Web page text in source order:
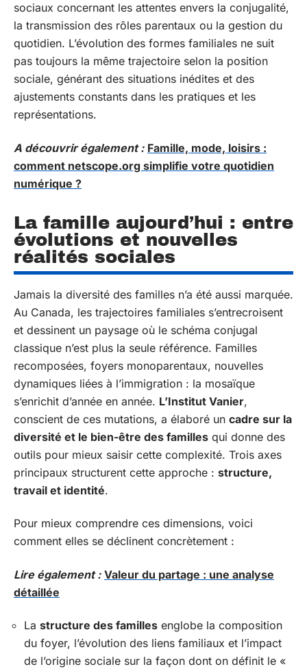
sociaux concernant les attentes envers la conjugalité,
la transmission des rôles parentaux ou la gestion du
quotidien. L’évolution des formes familiales ne suit
pas toujours la même trajectoire selon la position
sociale, générant des situations inédites et des
ajustements constants dans les pratiques et les
représentations.
A découvrir également : Famille, mode, loisirs :
comment netscope.org simplifie votre quotidien
numérique ?
La famille aujourd’hui : entre
évolutions et nouvelles
réalités sociales
Jamais la diversité des familles n’a été aussi marquée.
Au Canada, les trajectoires familiales s’entrecroisent
et dessinent un paysage où le schéma conjugal
classique n’est plus la seule référence. Familles
recomposées, foyers monoparentaux, nouvelles
dynamiques liées à l’immigration : la mosaïque
s’enrichit d’année en année. L’Institut Vanier,
conscient de ces mutations, a élaboré un cadre sur la
diversité et le bien-être des familles qui donne des
outils pour mieux saisir cette complexité. Trois axes
principaux structurent cette approche : structure,
travail et identité.
Pour mieux comprendre ces dimensions, voici
comment elles se déclinent concrètement :
Lire également : Valeur du partage : une analyse
détaillée
La structure des familles englobe la composition
du foyer, l’évolution des liens familiaux et l’impact
de l’origine sociale sur la façon dont on définit le «